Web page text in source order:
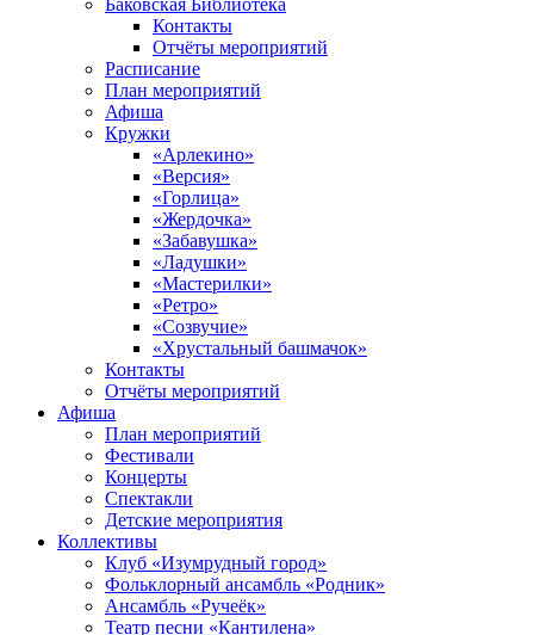
Баковская Библиотека
Контакты
Отчёты мероприятий
Расписание
План мероприятий
Афиша
Кружки
«Арлекино»
«Версия»
«Горлица»
«Жердочка»
«Забавушка»
«Ладушки»
«Мастерилки»
«Ретро»
«Созвучие»
«Хрустальный башмачок»
Контакты
Отчёты мероприятий
Афиша
План мероприятий
Фестивали
Концерты
Спектакли
Детские мероприятия
Коллективы
Клуб «Изумрудный город»
Фольклорный ансамбль «Родник»
Ансамбль «Ручеёк»
Театр песни «Кантилена»